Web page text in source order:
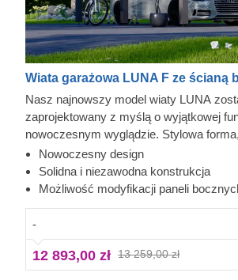
Wiata garażowa LUNA F ze ścianą
Nasz najnowszy model wiaty LUNA
zaprojektowany z myślą o wyjątkowej
nowoczesnym wyglądzie. Stylowa
konstrukcja i współczesny płaski dach
elegancka wiata z pewnością stanie się
dodatkiem do Twojego ogrodu.
Nowoczesny design
Solidna i niezawodna konstrukcja
Możliwość modyfikacji paneli
-
12 893,00 zł 13 259,00 zł